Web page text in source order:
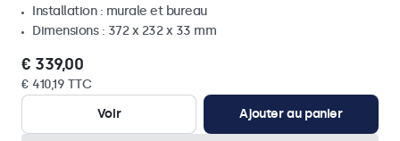
Installation : murale et bureau
Dimensions : 372 x 232 x 33 mm
€ 339,00
€ 410,19 TTC
Voir
Ajouter au panier